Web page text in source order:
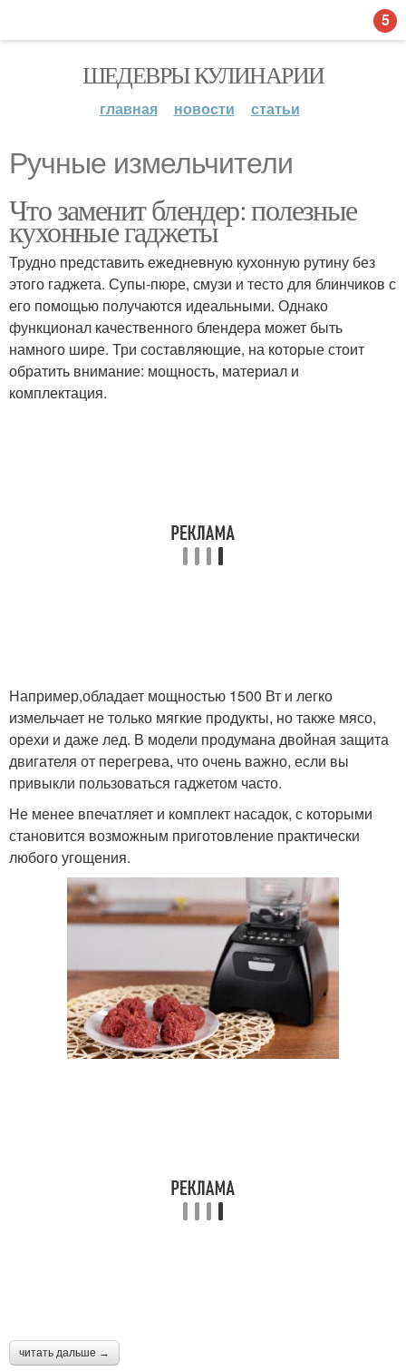
ШЕДЕВРЫ КУЛИНАРИИ
главная новости статьи
Ручные измельчители
Что заменит блендер: полезные
кухонные гаджеты
Трудно представить ежедневную кухонную рутину без
этого гаджета. Супы-пюре, смузи и тесто для блинчиков с
его помощью получаются идеальными. Однако
функционал качественного блендера может быть
намного шире. Три составляющие, на которые стоит
обратить внимание: мощность, материал и
комплектация.
Например,обладает мощностью 1500 Вт и легко
измельчает не только мягкие продукты, но также мясо,
орехи и даже лед. В модели продумана двойная защита
двигателя от перегрева, что очень важно, если вы
привыкли пользоваться гаджетом часто.
Не менее впечатляет и комплект насадок, с которыми
становится возможным приготовление практически
любого угощения.
читать дальше →
5